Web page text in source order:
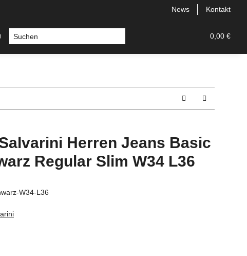
News Kontakt
0,00 €
& Bermudas
Herren Jeans Basic
Regular Slim W34 L36
W34-L36